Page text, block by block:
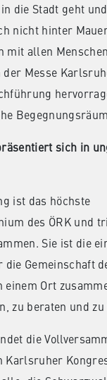
die Stadt geht
nicht hinter
mit allen
der Messe
sich in
ist das höchste
des ÖRK und
Sie ist die
die Gemeinschaft
Ort
zu beraten und
die
Karlsruher